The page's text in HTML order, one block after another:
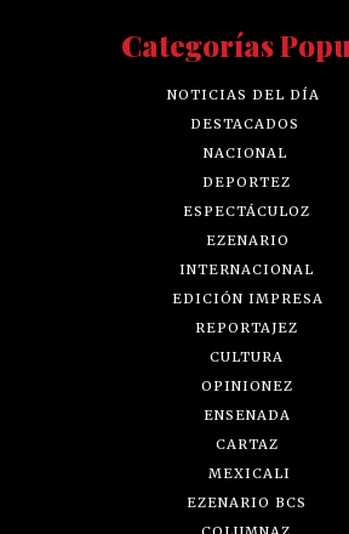
Categorías
NOTICIAS DEL DÍA
DESTACADOS
NACIONAL
DEPORTEZ
ESPECTÁCULOZ
EZENARIO
INTERNACIONAL
EDICIÓN IMPRESA
REPORTAJEZ
CULTURA
OPINIONEZ
ENSENADA
CARTAZ
MEXICALI
EZENARIO BCS